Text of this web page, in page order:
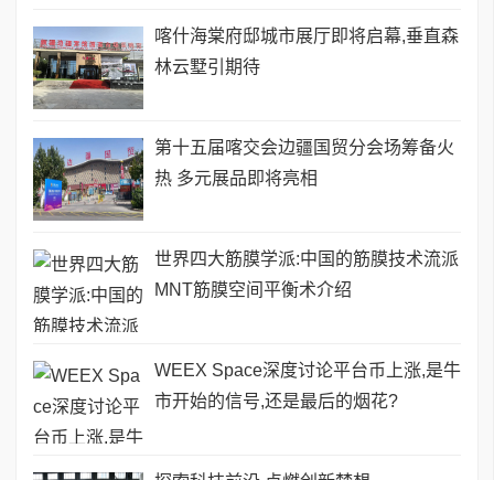
喀什海棠府邸城市展厅即将启幕,垂直森
林云墅引期待
第十五届喀交会边疆国贸分会场筹备火
热 多元展品即将亮相
世界四大筋膜学派:中国的筋膜技术流派
MNT筋膜空间平衡术介绍
WEEX Space深度讨论平台币上涨,是牛
市开始的信号,还是最后的烟花?